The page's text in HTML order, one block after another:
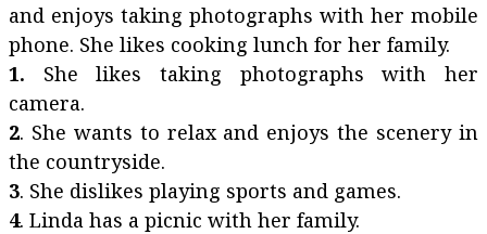
and enjoys taking photographs with her mobile
phone. She likes cooking lunch for her family.
1. She likes taking photographs with her
camera.
2. She wants to relax and enjoys the scenery in
the countryside.
3. She dislikes playing sports and games.
4. Linda has a picnic with her family.